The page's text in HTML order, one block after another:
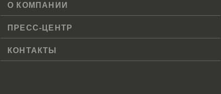
О КОМПАНИИ
ПРЕСС-ЦЕНТР
КОНТАКТЫ